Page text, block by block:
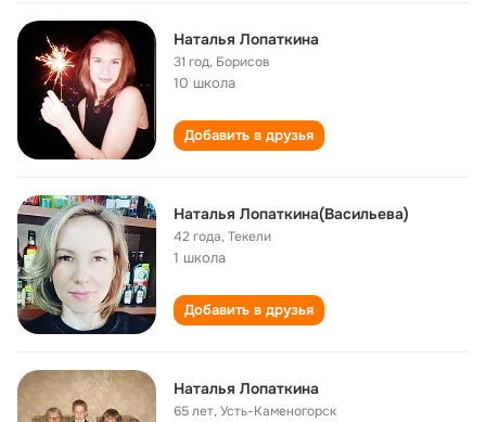
Наталья Лопаткина
31 год, Борисов
10 школа
Добавить в друзья
Наталья Лопаткина(Васильева)
42 года,Текели
1 школа
Добавить в друзья
Наталья Лопаткина
65 лет,Усть-Каменогорск